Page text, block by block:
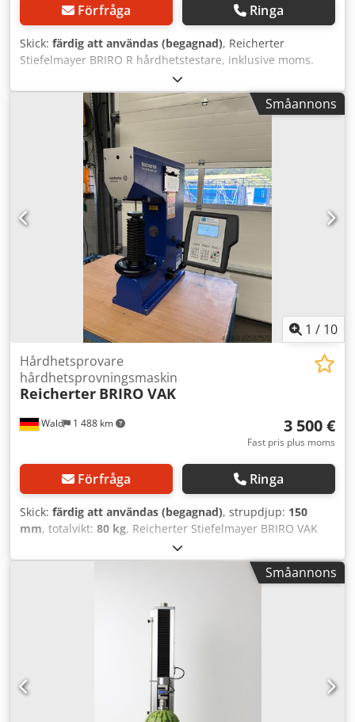
Förfråga Ringa
Skick: färdig att användas (begagnad), Reicherter
Stiefelmayer BRIRO R hårdhetstestare, inklusive moms.
Tillverkare: Reicherter Typ: BRIRO R Utskjutning: ca 150
mm Maximal testlängd: 240 mm Vikt: ca 100 kg Du är
välkommen att komma och inspektera utrustningen. Vi kan
gärna ordna en kostnadseffektiv transport åt dig! Du får en
korrekt faktura. Cedeznh U Ajpfx Aitjrf För utländska
kunder kan även en faktura utan moms utfärdas.
Förutsättningen är ett giltigt momsregistreringsnummer.
Med reservation för mellanförsäljning. Besök vår butik och
se även våra andra erbjudanden. Angivna företagsnamn
och varumärken är ägda av respektive innehavare och
används endast för att identifiera och beskriva
produkterna. Avvikelser från tekniska data samt eventuella
fel i artikelbeskrivningen kan förekomma och förbehålls.
Småannons
1 / 10
Wald 1 488 km
Hårdhetsprovare
hårdhetsprovningsmaskin
Reicherter BRIRO VAK
3 500 €
Fast pris plus moms
Förfråga Ringa
Skick: färdig att användas (begagnad), strupdjup: 150
mm, totalvikt: 80 kg, Reicherter Stiefelmayer BRIRO VAK
hårdhetstestare, inklusive moms. Tillverkare: Reicherter
Typ: BRIRO VAK Utskjutning: ca 150 mm Maximal provhöjd:
250–300 mm Vikt: ca 80 kg Du är välkommen att komma
kostnadseffektiv transport åt dig! Du får ett korrekt faktura.
utfärdas. Förutsättningen är ett giltigt
momsregistreringsnummer. Med reservation för
mellanförsäljning. Besök vår butik och se även våra andra
erbjudanden. Angivna företagsnamn och varumärken är
ägda av respektive innehavare och används endast för att
Småannons